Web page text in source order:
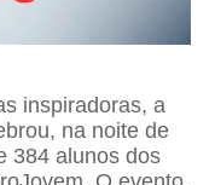
inspiradoras, a
na noite de
384 alunos dos